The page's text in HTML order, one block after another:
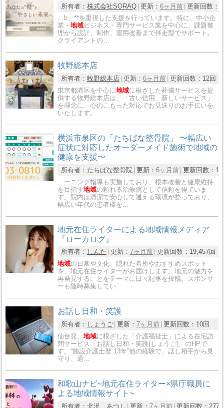
所有者： 株式会社SORAQ 更新： 6ヶ月前 更新回数：
…b」**を重視した支援を行っています。特に、中小企
業・地域ビジネス・専門サービス業を中心に、課題整
理から設計、制作、運用改善まで伴走型でサポート。
クライアントの…
牧野総本店
所有者： 牧野総本店 更新： 6ヶ月前 更新回数： 12回
東京都港区を中心に地域に根ざした葬儀サービスを提
供する牧野総本店は、「古い信用、新しいサービス」
を理念に、心のこもった対応でお見送りのお手伝いを
いたします。
横浜市泉区の「たちばな整骨院」 〜幅広い
症状に対応したオーダーメイド施術で地域の
健康を支援〜
所有者： たちばな整骨院 更新： 6ヶ月前 更新回数： 10
…ーニング指導も実施しており、根本改善と健康維持
を目指す地域の頼れる治療院として信頼を得ていま
す。院内は清潔で安心して通える環境が整っており、
幅広い年代の患者様を…
地元在住ライターによる地域情報メディア
『ローカログ』
所有者： しんた 更新： 7ヶ月前 更新回数： 19,457回
地域の日常や文化、隠れた名所やおすすめスポット
を、地元在住ライターがお届けします。地元の魅力を
再発見することをテーマに日々記事を投稿。スポンサ
ーも随時募集してい…
お話し日和・笑護
所有者： しょうご 更新： 7ヶ月前 更新回数： 10回
仙台発、地域に根ざした「介護福祉士」による在宅訪
問サービス「お話し日和・笑護(しょうご)」のHPで
す。“施設介護士歴 13年”他の経験で、話し相手から見
守り、通…
和歌山ナビ~地元在住ライター×県庁職員に
よる地域情報サイト~
所有者： 北沢 あつし 更新： 7ヶ月前 更新回数： 277